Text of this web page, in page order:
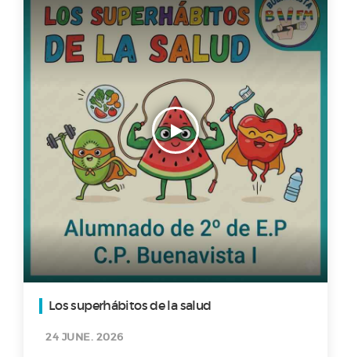
Los superhábitos de la salud
24 JUNE. 2026